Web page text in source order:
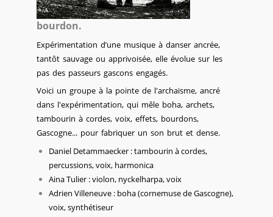
bourdon.
Expérimentation d’une musique à danser ancrée,
tantôt sauvage ou apprivoisée, elle évolue sur les
pas des passeurs gascons engagés.
Voici un groupe à la pointe de l'archaïsme, ancré
dans l'expérimentation, qui mêle boha, archets,
tambourin à cordes, voix, effets, bourdons,
Gascogne... pour fabriquer un son brut et dense.
Daniel Detammaecker : tambourin à cordes,
percussions, voix, harmonica
Aina Tulier : violon, nyckelharpa, voix
Adrien Villeneuve : boha (cornemuse de Gascogne),
voix, synthétiseur